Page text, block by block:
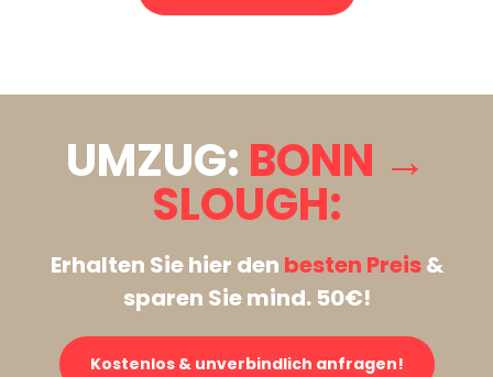
UMZUG: BONN →
SLOUGH:
Erhalten Sie hier den besten Preis&
sparen Sie mind. 50€!
Kostenlos & unverbindlich anfragen!